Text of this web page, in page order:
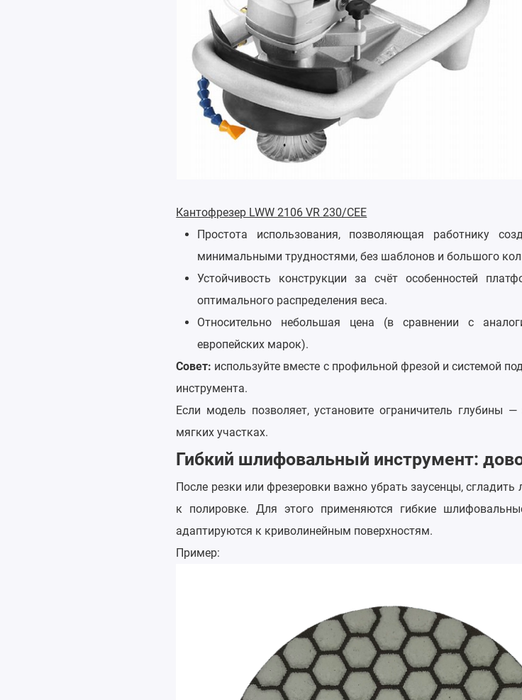
Кантофрезер LWW 2106 VR 230/CEE
Простота использования, позволяющая работнику
минимальными трудностями, без шаблонов и большого
Устойчивость конструкции за счёт особенностей
оптимального распределения веса.
Относительно небольшая цена (в сравнении с
европейских марок).
Совет: используйте вместе с профильной фрезой и системой
инструмента.
Если модель позволяет, установите ограничитель глубины
мягких участках.
Гибкий шлифовальный инструмент:
После резки или фрезеровки важно убрать заусенцы, сгладить
к полировке. Для этого применяются гибкие
адаптируются к криволинейным поверхностям.
Пример: